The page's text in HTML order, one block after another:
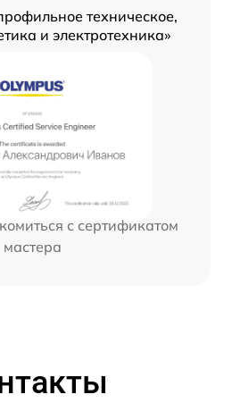
техническое,
и электротехника»
с сертификатом
мастера